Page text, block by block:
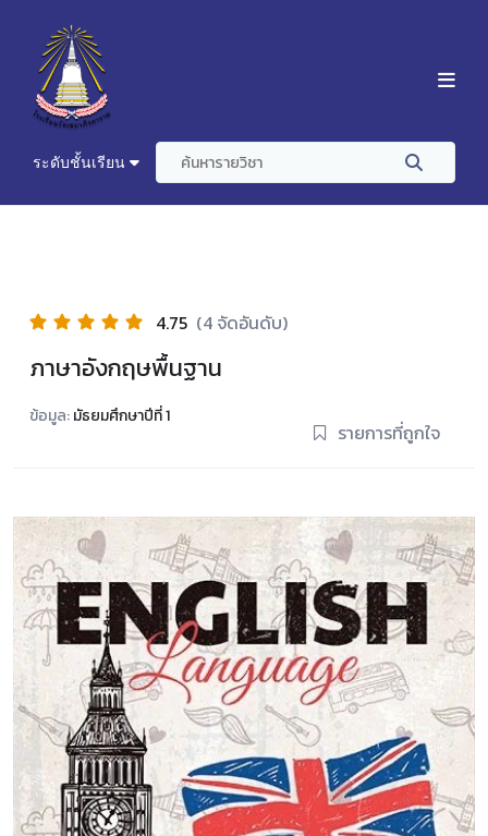
ระดับชั้นเรียน
4.75 (4 จัดอันดับ)
ภาษาอังกฤษพื้นฐาน
ข้อมูล:มัธยมศึกษาปีที่ 1
รายการที่ถูกใจ